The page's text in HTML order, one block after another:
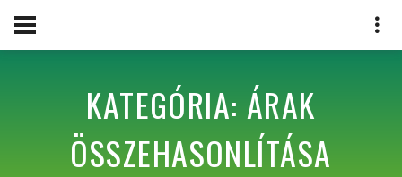
KATEGÓRIA: ÁRAK
ÖSSZEHASONLÍTÁSA